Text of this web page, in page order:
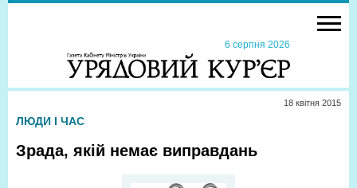
6 серпня 2026
18 квiтня 2015
ЛЮДИ І ЧАС
Зрада, якій немає виправдань